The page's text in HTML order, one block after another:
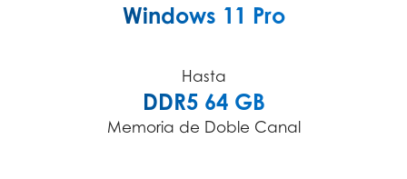
Windows 11 Pro
Hasta
DDR5 64 GB
Memoria de Doble Canal